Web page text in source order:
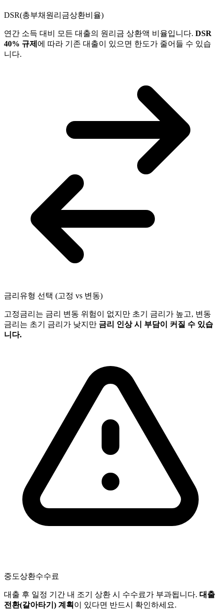
DSR(총부채원리금상환비율)
연간 소득 대비 모든 대출의 원리금 상환액 비율입니다. DSR
40% 규제 에 따라 기존 대출이 있으면 한도가 줄어들 수 있습
니다.
금리유형 선택 (고정 vs 변동)
고정금리는 금리 변동 위험이 없지만 초기 금리가 높고, 변동
금리는 초기 금리가 낮지만 금리 인상 시 부담이 커질 수 있습
니다.
중도상환수수료
대출 후 일정 기간 내 조기 상환 시 수수료가 부과됩니다. 대출
전환(갈아타기) 계획 이 있다면 반드시 확인하세요.